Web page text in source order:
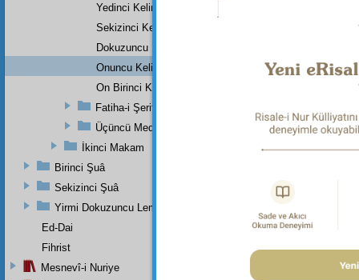
Dipnot-1
"O
Sûresi,
Yedinci Kelime
Sekizinci Kelime
Dokuzuncu Kelime
Onuncu Kelime
On Birinci Kelime
Fatiha-i Şerifenin Bir Muhtasar Hülâsası
Üçüncü Medrese-i Yusufiye'nin Tek Bir Dersinin Üçüncü
İkinci Makam
Birinci Şuâ
Sekizinci Şuâ
Yirmi Dokuzuncu Lem'adan İkinci Bab
Ed-Dai
Fihrist
Mesnevî-i Nuriye